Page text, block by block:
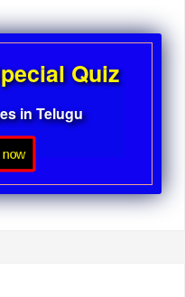
Quiz
in Telugu